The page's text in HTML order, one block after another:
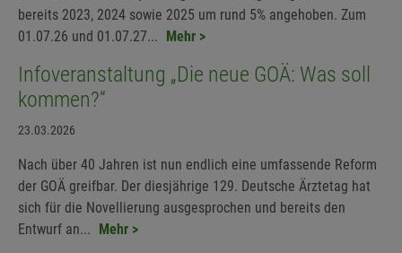
bereits 2023, 2024 sowie 2025 um rund 5% angehoben. Zum
01.07.26 und 01.07.27... Mehr >
Infoveranstaltung „Die neue GOÄ: Was soll
kommen?“
23.03.2026
Nach über 40 Jahren ist nun endlich eine umfassende Reform
der GOÄ greifbar. Der diesjährige 129. Deutsche Ärztetag hat
sich für die Novellierung ausgesprochen und bereits den
Entwurf an... Mehr >